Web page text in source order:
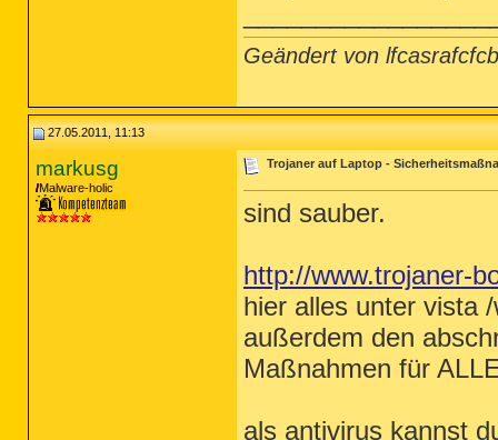
Geändert von
27.05.2011, 11:13
markusg
Malware-holic
Trojaner auf Laptop -
sind sauber.
http://www.trojaner-
hier alles unter vista
außerdem den
Maßnahmen für
als antivirus kannst